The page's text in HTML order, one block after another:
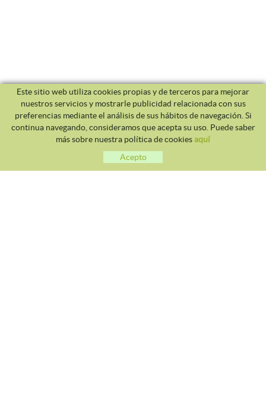
Este sitio web utiliza cookies propias y de terceros para mejorar
nuestros servicios y mostrarle publicidad relacionada con sus
preferencias mediante el análisis de sus hábitos de navegación. Si
continua navegando, consideramos que acepta su uso. Puede saber
más sobre nuestra política de cookiesaquí
Acepto